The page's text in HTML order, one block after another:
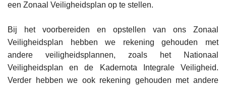
een Zonaal Veiligheidsplan op te stellen.
Bij het voorbereiden en opstellen van ons Zonaal
Veiligheidsplan hebben we rekening gehouden met
andere veiligheidsplannen, zoals het Nationaal
Veiligheidsplan en de Kadernota Integrale Veiligheid.
Verder hebben we ook rekening gehouden met andere